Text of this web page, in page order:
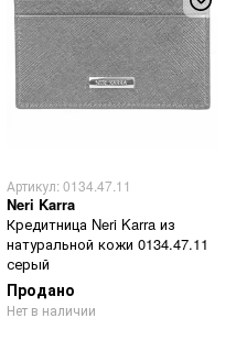
Артикул: 0134.47.11
Neri Karra
Кредитница Neri Karra из
натуральной кожи 0134.47.11
серый
Продано
Нет в наличии